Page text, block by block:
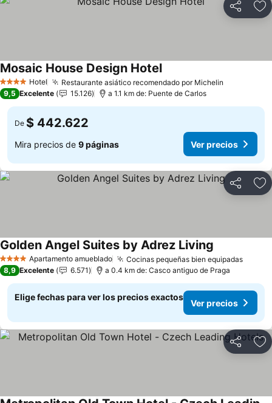
Compartir
4 EstrellasHotel Restaurante asiático recomendado por Michelin
Mosaic House Design Hotel
9,5 Excelente 15.126 a 1.1 km de: Puente de Carlos
De $ 442.622
Mira precios de 9 páginas Ver precios
Compartir
4 EstrellasApartamento amueblado Cocinas pequeñas bien equipadas
Golden Angel Suites by Adrez Living
8,9 Excelente 6.571 a 0.4 km de: Casco antiguo de Praga
Elige fechas para ver los precios exactos
Ver precios
Compartir